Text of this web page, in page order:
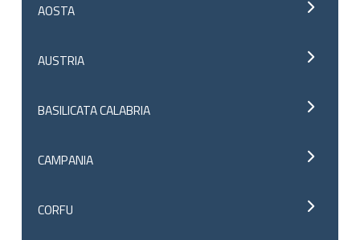
AOSTA
AUSTRIA
BASILICATA CALABRIA
CAMPANIA
CORFU